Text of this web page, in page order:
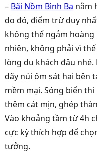
– Bãi Nồm Bình Ba nằm
do đó, điểm trừ duy
không thể ngắm hoàng
nhiên, không phải vì
lòng du khách đâu nhé.
dãy núi ôm sát hai bên
mềm mại. Sóng biển
thêm cát mịn, ghép
Vào khoảng tầm từ 4h
cực kỳ thích hợp để
tưởng.